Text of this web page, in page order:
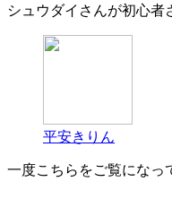
シュウダイさんが初心者
平安きりん
一度こちらをご覧になっ